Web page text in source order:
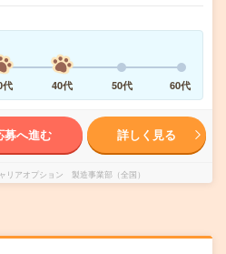
代 40代 50代 60代
募へ進む 詳しく見る
リアオプション 製造事業部（全国）